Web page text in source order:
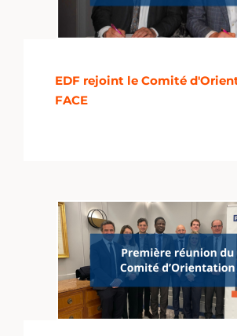
EDF rejoint le Comité
FACE